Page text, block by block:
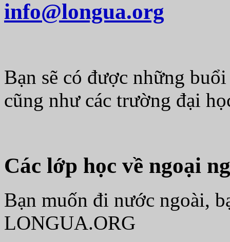
info@longua.org
Bạn sẽ có được những
cũng như các trường đại
Các lớp học về ngoại
Bạn muốn đi nước ngoài,
LONGUA.ORG